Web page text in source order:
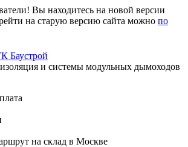
Вы находитесь на новой версии
на старую версию сайта можно по
и системы модульных дымоходов
на склад в Москве